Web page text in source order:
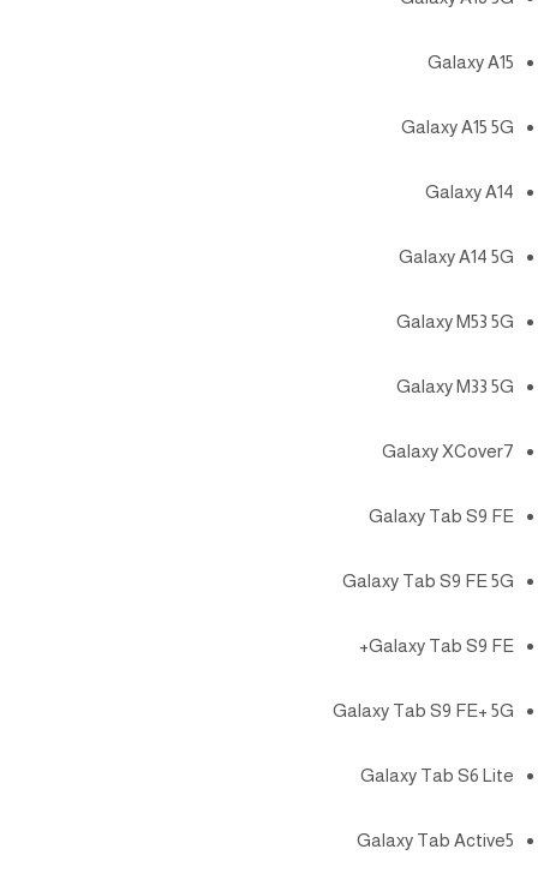
Galaxy A15
Galaxy A15 5G
Galaxy A14
Galaxy A14 5G
Galaxy M53 5G
Galaxy M33 5G
Galaxy XCover7
Galaxy Tab S9 FE
Galaxy Tab S9 FE 5G
Galaxy Tab S9 FE+
Galaxy Tab S9 FE+ 5G
Galaxy Tab S6 Lite
Galaxy Tab Active5